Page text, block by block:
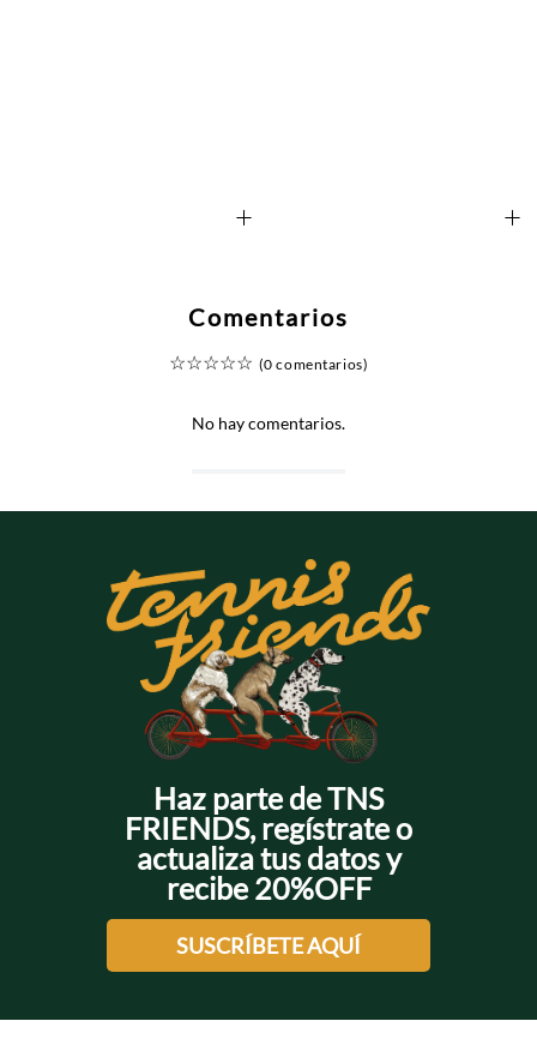
+ +
Comentarios
☆☆☆☆☆ (0 comentarios)
No hay comentarios.
Haz parte de TNS
FRIENDS, regístrate o
actualiza tus datos y
recibe 20%OFF
SUSCRÍBETE AQUÍ